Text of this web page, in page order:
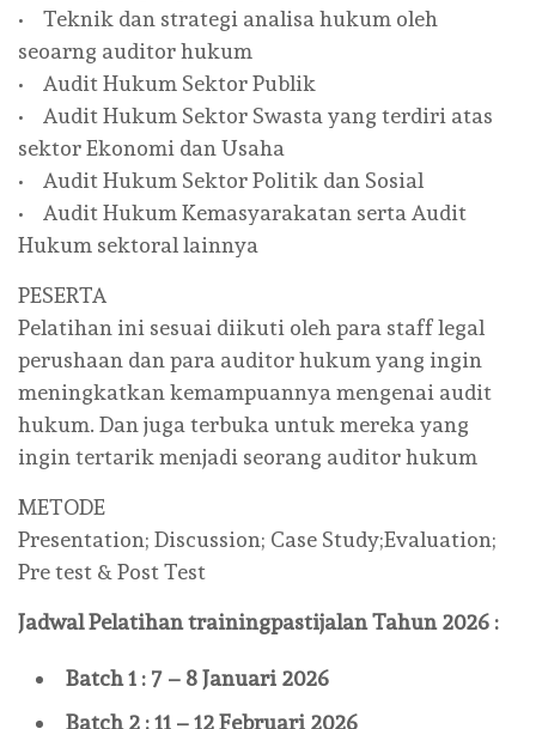
• Teknik dan strategi analisa hukum oleh
seoarng auditor hukum
• Audit Hukum Sektor Publik
• Audit Hukum Sektor Swasta yang terdiri atas
sektor Ekonomi dan Usaha
• Audit Hukum Sektor Politik dan Sosial
• Audit Hukum Kemasyarakatan serta Audit
Hukum sektoral lainnya
PESERTA
Pelatihan ini sesuai diikuti oleh para staff legal
perushaan dan para auditor hukum yang ingin
meningkatkan kemampuannya mengenai audit
hukum. Dan juga terbuka untuk mereka yang
ingin tertarik menjadi seorang auditor hukum
METODE
Presentation; Discussion; Case Study;Evaluation;
Pre test & Post Test
Jadwal PelatihantrainingpastijalanTahun 2026 :
Batch 1 : 7 – 8 Januari 2026
Batch 2 : 11 – 12 Februari 2026